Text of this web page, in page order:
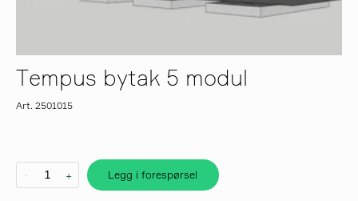
Tempus bytak 5 modul
Art. 2501015
- + Legg i forespørsel